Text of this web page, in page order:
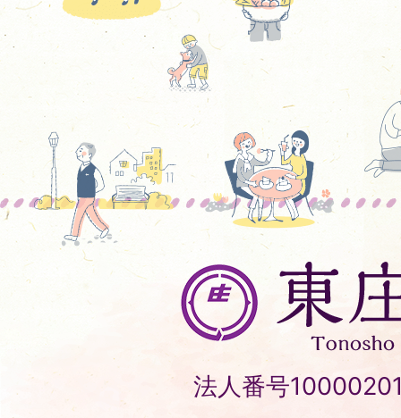
東
庄
町
Tonosho
Town
法人番号